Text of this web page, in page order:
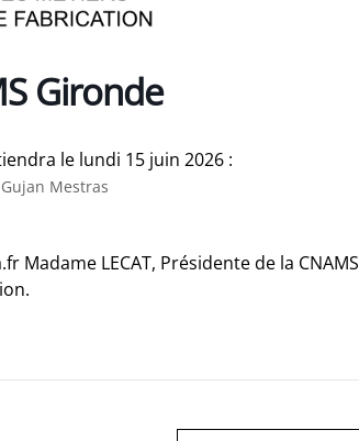
Gironde
le lundi 15 juin 2026 :
Mestras
LECAT, Présidente de la CNAMS